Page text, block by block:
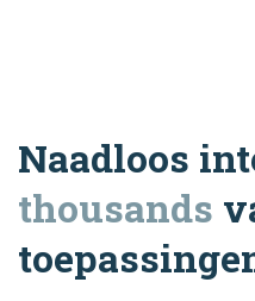
Naadloos
thousands